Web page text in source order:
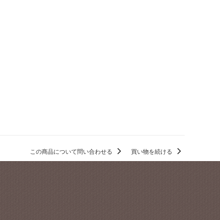
この商品について問い合わせる 買い物を続ける